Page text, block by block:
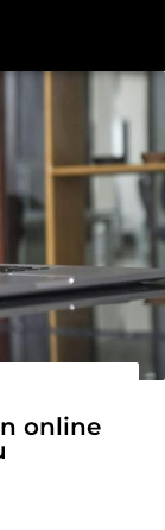
online